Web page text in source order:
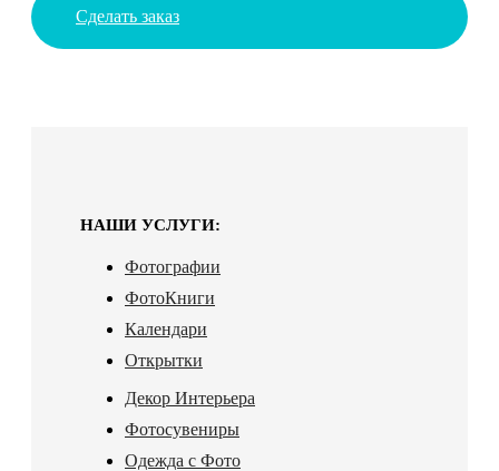
Сделать заказ
НАШИ УСЛУГИ:
Фотографии
ФотоКниги
Календари
Открытки
Декор Интерьера
Фотосувениры
Одежда с Фото